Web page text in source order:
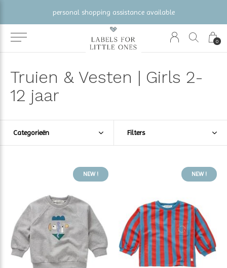
0
personal shopping assistance available
Truien & Vesten | Girls 2-
12 jaar
Categorieën Filters
NEW ! NEW !